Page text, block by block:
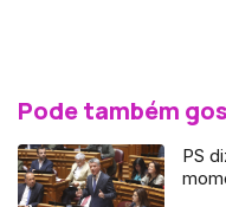
Pode também
PS